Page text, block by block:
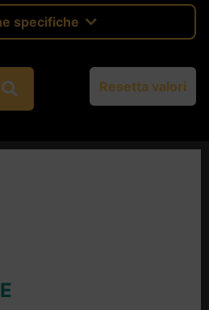
specifiche
Resetta valori